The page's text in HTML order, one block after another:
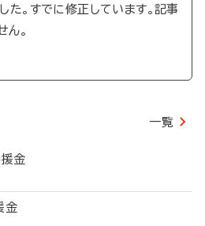
た。すでに修正しています。記事
ん。
一覧
援金
援金